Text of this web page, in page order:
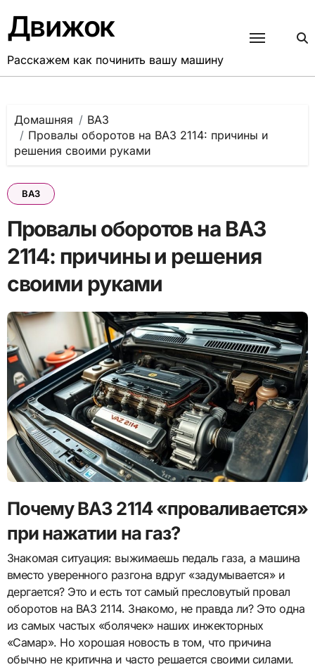
содержанию
Движок
Расскажем как починить вашу машину
Домашняя
ВАЗ
Провалы оборотов на ВАЗ 2114: причины и
решения своими руками
ВАЗ
Провалы оборотов на ВАЗ
2114: причины и решения
своими руками
Почему ВАЗ 2114 «проваливается»
при нажатии на газ?
Знакомая ситуация: выжимаешь педаль газа, а машина
вместо уверенного разгона вдруг «задумывается» и
дергается? Это и есть тот самый пресловутый провал
оборотов на ВАЗ 2114. Знакомо, не правда ли? Это одна
из самых частых «болячек» наших инжекторных
«Самар». Но хорошая новость в том, что причина
обычно не критична и часто решается своими силами.